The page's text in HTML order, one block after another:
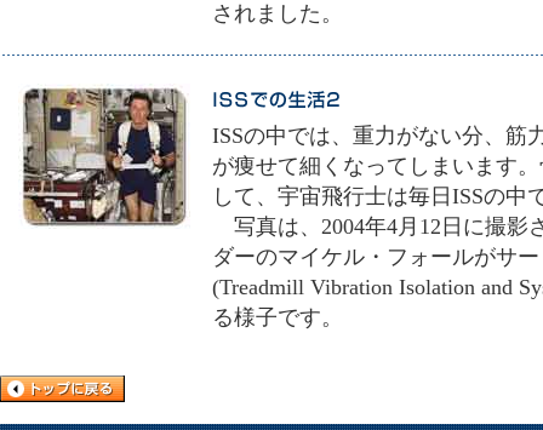
されました。
ISSの中では、重力がない分、筋
が痩せて細くなってしまいます
して、宇宙飛行士は毎日ISSの
写真は、2004年4月12日に撮影
ダーのマイケル・フォールがサ
(Treadmill Vibration Isolation and
る様子です。